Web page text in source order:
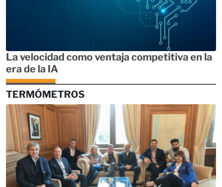
La velocidad como ventaja competitiva en la
era de la IA
TERMÓMETROS